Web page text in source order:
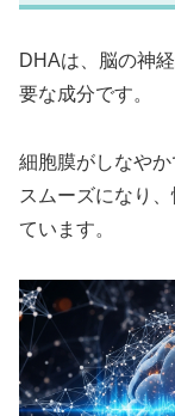
DHAは、脳の神
要な成分です。
細胞膜がしなや
スムーズになり
ています。